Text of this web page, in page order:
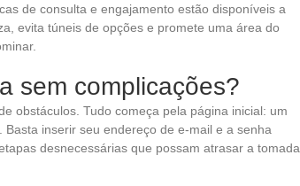
de consulta e engajamento estão disponíveis a
evita túneis de opções e promete uma área do
sem complicações?
obstáculos. Tudo começa pela página inicial: um
inserir seu endereço de e-mail e a senha
desnecessárias que possam atrasar a tomada